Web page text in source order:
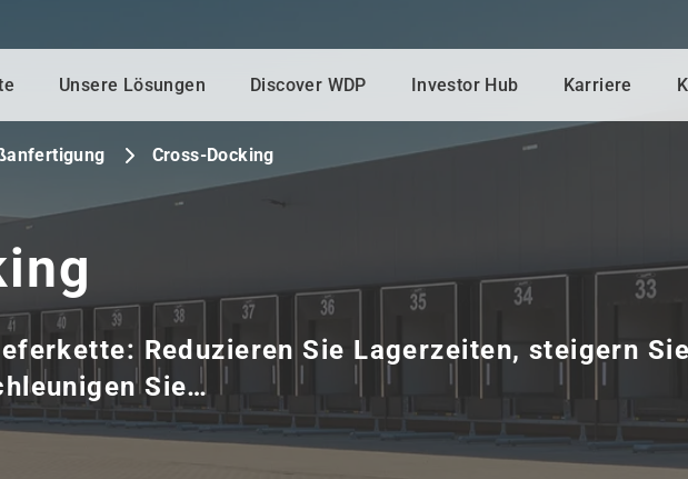
Unsere Lösungen Discover WDP Investor Hub Karriere
Cross-Docking
Reduzieren Sie Lagerzeiten, steigern Sie
Sie…